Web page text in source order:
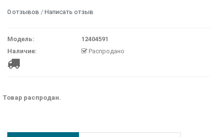
0 отзывов / Написать отзыв
Модель:
12404591
Наличие:
Распродано
Товар распродан.